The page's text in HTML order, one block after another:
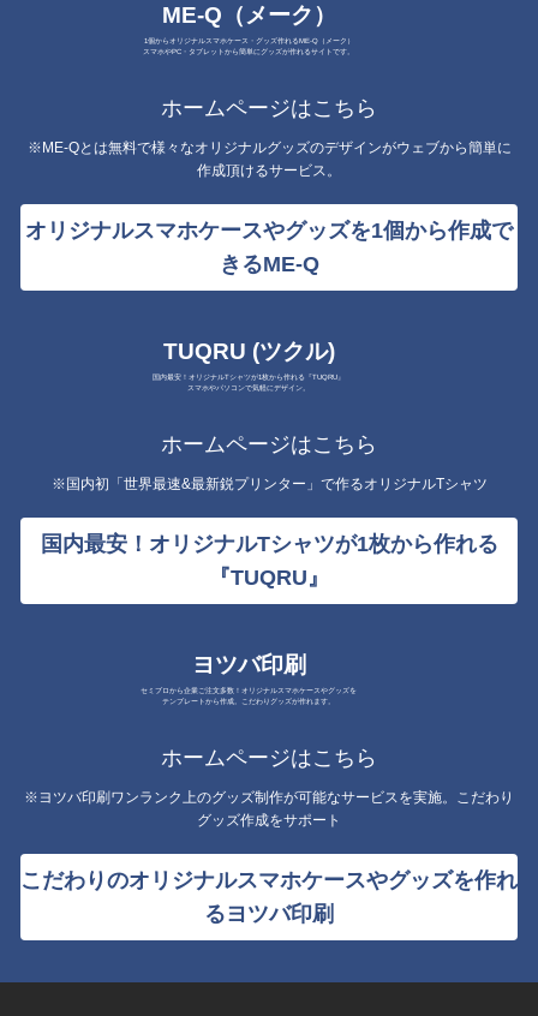
ME-Q（メーク）
1個からオリジナルスマホケース・グッズ作れるME-Q（メーク）
スマホやPC・タブレットから簡単にグッズが作れるサイトです。
ホームページはこちら
※ME-Qとは無料で様々なオリジナルグッズのデザインがウェブから簡単に
作成頂けるサービス。
オリジナルスマホケースやグッズを1個から作成で
きるME-Q
TUQRU (ツクル)
国内最安！オリジナルTシャツが1枚から作れる『TUQRU』
スマホやパソコンで気軽にデザイン。
ホームページはこちら
※国内初「世界最速&最新鋭プリンター」で作るオリジナルTシャツ
国内最安！オリジナルTシャツが1枚から作れる
『TUQRU』
ヨツバ印刷
セミプロから企業ご注文多数！オリジナルスマホケースやグッズを
テンプレートから作成。こだわりグッズが作れます。
ホームページはこちら
※ヨツバ印刷ワンランク上のグッズ制作が可能なサービスを実施。こだわり
グッズ作成をサポート
こだわりのオリジナルスマホケースやグッズを作れ
るヨツバ印刷